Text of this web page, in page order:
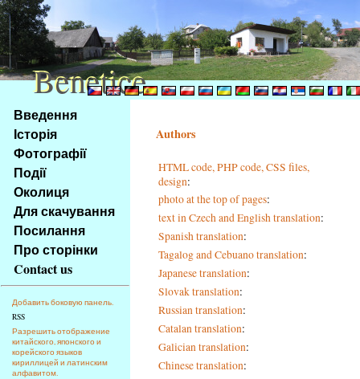
Na
obsah
stránky
Klávesové
zkratky
tomto
webu
základní
Hlavní
strana
Введення
Історія
Фотографії
Події
Околиця
Для скачування
Посилання
Про сторінки
Contact us
Добавить боковую панель.
RSS
Разрешить отображение
китайского, японского и
корейского языков
кириллицей и латинским
алфавитом.
Authors
HTML code, PHP code, CSS files,
design:
photo at the top of pages:
text in Czech and English translation:
Spanish translation:
Tagalog and Cebuano translation:
Japanese translation:
Slovak translation:
Russian translation:
Catalan translation:
Galician translation:
Chinese translation:
Benetice
Benetice